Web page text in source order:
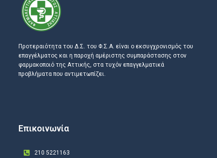
Προτεραιότητα του Δ.Σ. του Φ.Σ.Α. είναι ο εκσυγχρονισμός του
επαγγέλματος και η παροχή αμέριστης συμπαράστασης στον
φαρμακοποιό της Αττικής, στα τυχόν επαγγελματικά
προβλήματα που αντιμετωπίζει.
Επικοινωνία
210 5221163